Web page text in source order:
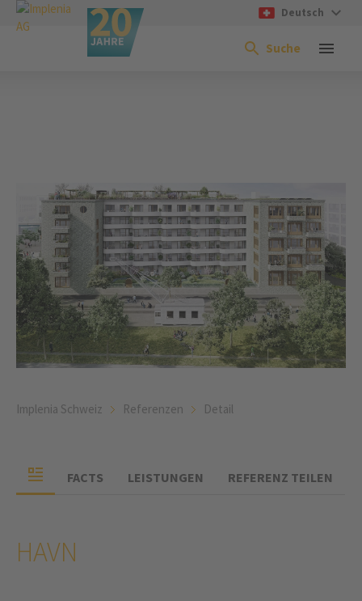
Deutsch
Suche
Implenia Schweiz Referenzen Detail
FACTS LEISTUNGEN REFERENZ TEILEN
HAVN